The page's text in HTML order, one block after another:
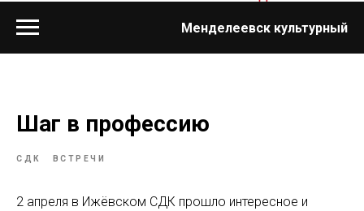
Менделеевск культурный
Шаг в профессию
СДК ВСТРЕЧИ
2 апреля в Ижёвском СДК прошло интересное и